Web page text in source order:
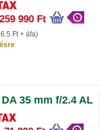
259 990 Ft
Ft + áfa)
35 mm f/2.4 AL